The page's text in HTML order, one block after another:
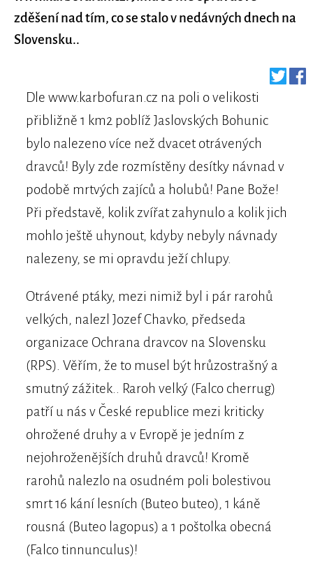
zděšení nad tím, co se stalo v nedávných dnech na
Slovensku..
Dle www.karbofuran.cz na poli o velikosti
přibližně 1 km2 poblíž Jaslovských Bohunic
bylo nalezeno více než dvacet otrávených
dravců! Byly zde rozmístěny desítky návnad v
podobě mrtvých zajíců a holubů! Pane Bože!
Při představě, kolik zvířat zahynulo a kolik jich
mohlo ještě uhynout, kdyby nebyly návnady
nalezeny, se mi opravdu ježí chlupy.
Otrávené ptáky, mezi nimiž byl i pár rarohů
velkých, nalezl Jozef Chavko, předseda
organizace Ochrana dravcov na Slovensku
(RPS). Věřím, že to musel být hrůzostrašný a
smutný zážitek.. Raroh velký (Falco cherrug)
patří u nás v České republice mezi kriticky
ohrožené druhy a v Evropě je jedním z
nejohroženějších druhů dravců! Kromě
rarohů nalezlo na osudném poli bolestivou
smrt 16 kání lesních (Buteo buteo), 1 káně
rousná (Buteo lagopus) a 1 poštolka obecná
(Falco tinnunculus)!